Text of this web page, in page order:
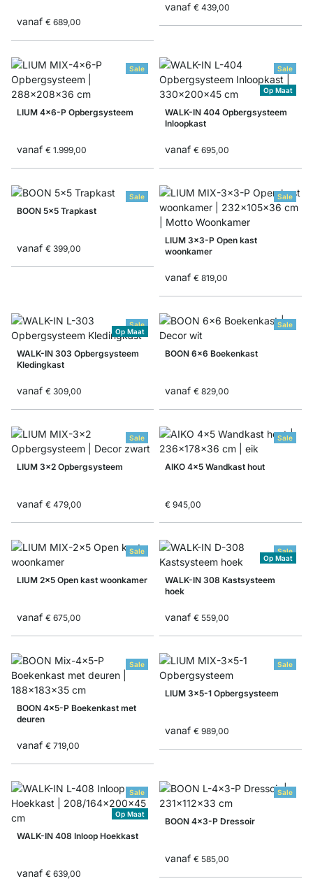
vanaf € 689,00
vanaf € 439,00
Sale
LIUM 4x6-P Opbergsysteem
vanaf € 1.999,00
Sale
Op Maat
WALK-IN 404 Opbergsysteem
Inloopkast
vanaf € 695,00
Sale
BOON 5x5 Trapkast
vanaf € 399,00
Sale
LIUM 3x3-P Open kast
woonkamer
vanaf € 819,00
Sale
Op Maat
WALK-IN 303 Opbergsysteem
Kledingkast
vanaf € 309,00
Sale
BOON 6x6 Boekenkast
vanaf € 829,00
Sale
LIUM 3x2 Opbergsysteem
vanaf € 479,00
Sale
AIKO 4x5 Wandkast hout
€ 945,00
Sale
LIUM 2x5 Open kast woonkamer
vanaf € 675,00
Sale
Op Maat
WALK-IN 308 Kastsysteem
hoek
vanaf € 559,00
Sale
BOON 4x5-P Boekenkast met
deuren
vanaf € 719,00
Sale
LIUM 3x5-1 Opbergsysteem
vanaf € 989,00
Sale
Op Maat
WALK-IN 408 Inloop Hoekkast
vanaf € 639,00
Sale
BOON 4x3-P Dressoir
vanaf € 585,00